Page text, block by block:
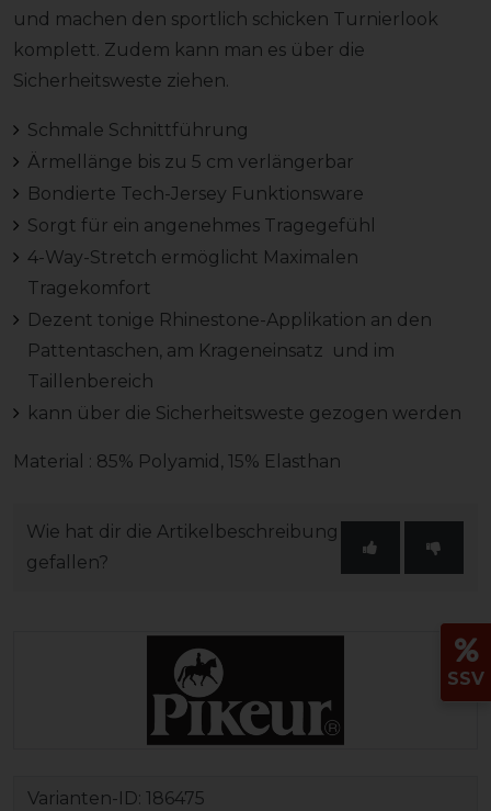
und machen den sportlich schicken Turnierlook
komplett. Zudem kann man es über die
Sicherheitsweste ziehen.
Schmale Schnittführung
Ärmellänge bis zu 5 cm verlängerbar
Bondierte Tech-Jersey Funktionsware
Sorgt für ein angenehmes Tragegefühl
4-Way-Stretch ermöglicht Maximalen
Tragekomfort
Dezent tonige Rhinestone-Applikation an den
Pattentaschen, am Krageneinsatz und im
Taillenbereich
kann über die Sicherheitsweste gezogen werden
Material : 85% Polyamid, 15% Elasthan
Wie hat dir die Artikelbeschreibung
gefallen?
Varianten-ID: 186475
SSV